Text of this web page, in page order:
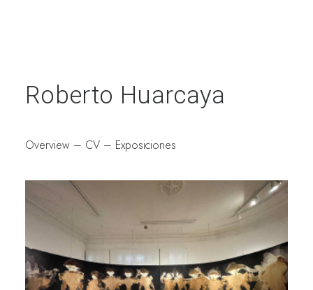
Roberto Huarcaya
Overview – CV – Exposiciones